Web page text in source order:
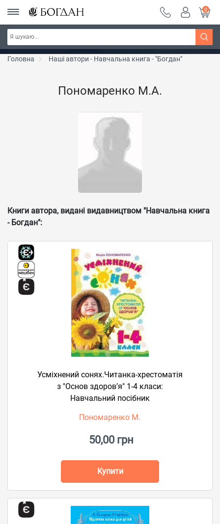
Серія "Чейзіана" ~ знижка 20%
0
Головна Наші автори - Навчальна книга - "Богдан"
Пономаренко М.А.
Книги автора, видані видавництвом "Навчальна книга
- Богдан":
Усміхнений сонях.Читанка-хрестоматія
з "Основ здоров’я" 1-4 класи:
Навчальний посібник
Пономаренко М.
50,00 грн
Купити